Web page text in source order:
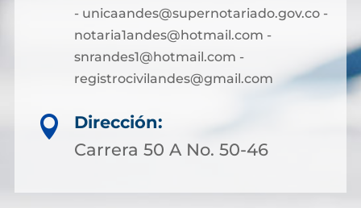
- unicaandes@supernotariado.gov.co -
notaria1andes@hotmail.com -
snrandes1@hotmail.com -
registrocivilandes@gmail.com

Dirección:
Carrera 50 A No. 50-46